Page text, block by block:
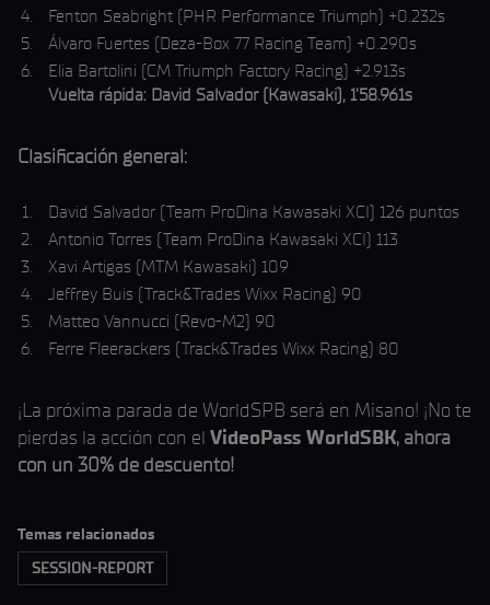
Fenton Seabright (PHR Performance Triumph) +0.232s
Álvaro Fuertes (Deza-Box 77 Racing Team) +0.290s
Elia Bartolini (CM Triumph Factory Racing) +2.913s
Vuelta rápida: David Salvador (Kawasaki), 1'58.961s
Clasificación general:
David Salvador (Team ProDina Kawasaki XCI) 126 puntos
Antonio Torres (Team ProDina Kawasaki XCI) 113
Xavi Artigas (MTM Kawasaki) 109
Jeffrey Buis (Track&Trades Wixx Racing) 90
Matteo Vannucci (Revo-M2) 90
Ferre Fleerackers (Track&Trades Wixx Racing) 80
¡La próxima parada de WorldSPB será en Misano! ¡No te
pierdas la acción con el VideoPass WorldSBK, ahora
con un 30% de descuento!
Temas relacionados
SESSION-REPORT